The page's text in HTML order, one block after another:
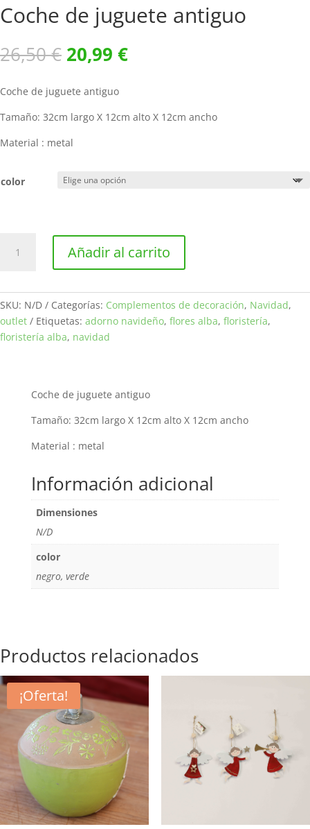
Coche de juguete antiguo
26,50€ El
precio
original
era:
26,50 €.
20,99 €El
20,99 €.
Coche de juguete antiguo
Tamaño: 32cm largo X 12cm alto X 12cm ancho
Material : metal
color
cantidad
Añadir al carrito
SKU: N/D Categorías: Complementos de decoración, Navidad,
outlet
Etiquetas: adorno navideño, flores alba, floristería,
floristería alba, navidad
Coche de juguete antiguo
Tamaño: 32cm largo X 12cm alto X 12cm ancho
Material : metal
Información adicional
Dimensiones
N/D
color
negro, verde
Productos relacionados
¡Oferta!